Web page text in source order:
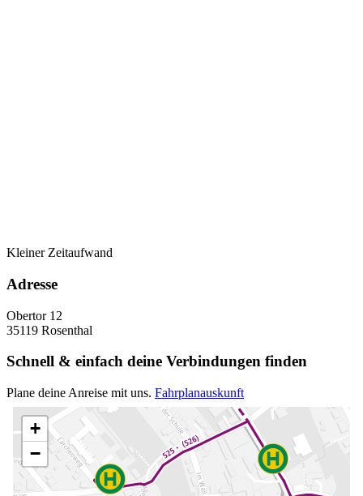
Kleiner Zeitaufwand
Adresse
Obertor 12
35119 Rosenthal
Schnell & einfach deine Verbindungen finden
Plane deine Anreise mit uns. Fahrplanauskunft